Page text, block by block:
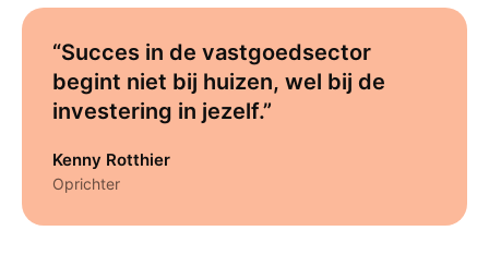
“Succes in de vastgoedsector
begint niet bij huizen, wel bij de
investering in jezelf.”
Kenny Rotthier
Oprichter